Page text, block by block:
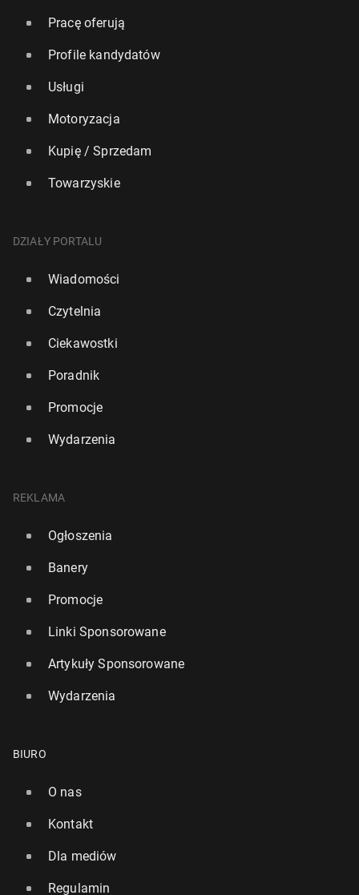
Pracę oferują
Profile kandydatów
Usługi
Motoryzacja
Kupię / Sprzedam
Towarzyskie
DZIAŁY PORTALU
Wiadomości
Czytelnia
Ciekawostki
Poradnik
Promocje
Wydarzenia
REKLAMA
Ogłoszenia
Banery
Promocje
Linki Sponsorowane
Artykuły Sponsorowane
Wydarzenia
BIURO
O nas
Kontakt
Dla mediów
Regulamin